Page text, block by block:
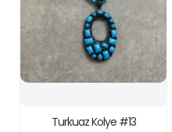
Turkuaz Kolye #13